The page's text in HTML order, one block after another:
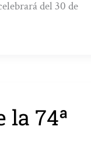
del 30 de
la 74ª